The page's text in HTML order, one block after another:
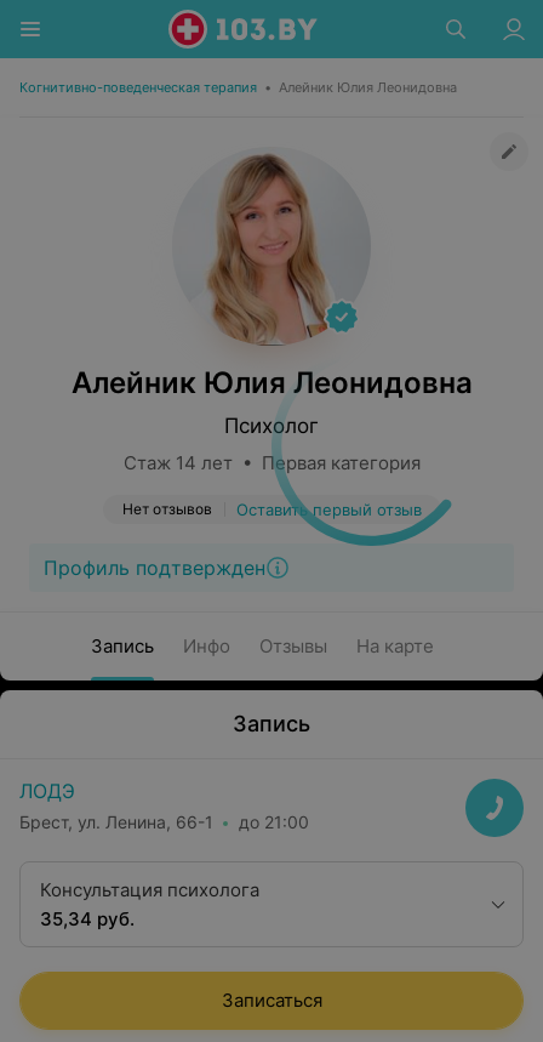
Когнитивно-поведенческая терапия • Алейник Юлия Леонидовна
Алейник Юлия Леонидовна
Психолог
Стаж 14 лет • Первая категория
Нет отзывов Оставить первый отзыв
Профиль подтвержден
Запись Инфо Отзывы На карте
Запись
ЛОДЭ
Брест, ул. Ленина, 66-1 до 21:00
Консультация психолога
35,34 руб.
Записаться